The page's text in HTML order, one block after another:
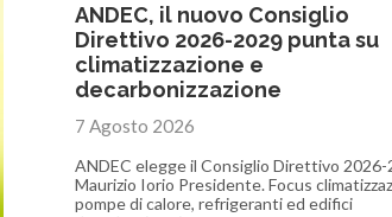
ANDEC, il nuovo Consiglio
Direttivo 2026-2029 punta su
climatizzazione e
decarbonizzazione
7 Agosto 2026
ANDEC elegge il Consiglio Direttivo 2026-
Maurizio Iorio Presidente. Focus
pompe di calore, refrigeranti ed edifici